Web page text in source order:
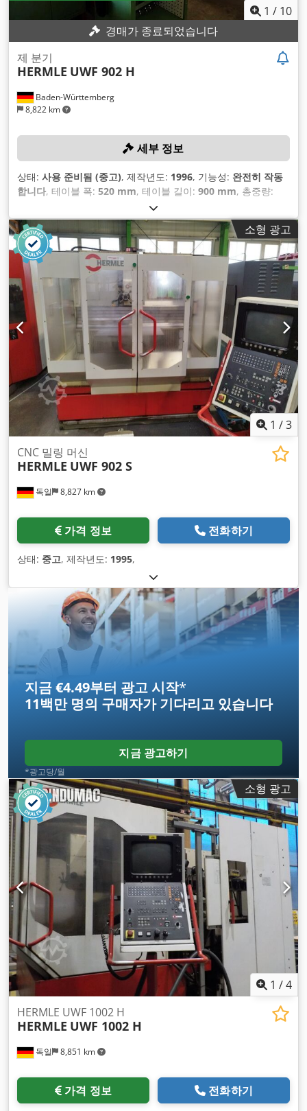
1 / 10
경매가 종료되었습니다
Baden-Württemberg
8,822 km
제 분기
HERMLE UWF 902 H
세부 정보
상태: 사용 준비됨 (중고), 제작년도: 1996, 기능성: 완전히 작동
합니다, 테이블 폭: 520 mm, 테이블 길이: 900 mm, 총중량:
Heidenhain
소형 광고
1 /3
독일 8,827 km
CNC 밀링 머신
HERMLE UWF 902 S
가격 정보 전화하기
상태: 중고, 제작년도: 1995,
지금 €4.49부터 광고 시작*
11백만 명의 구매자가 기다리고 있습니다
지금 광고하기
*광고당/월
소형 광고
1 /4
독일 8,851 km
HERMLE UWF 1002 H
HERMLE UWF 1002 H
가격 정보 전화하기